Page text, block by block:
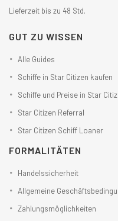
Lieferzeit bis zu 48 Std.
GUT ZU WISSEN
Alle Guides
Schiffe in Star Citizen kaufen
Schiffe und Preise in Star
Star Citizen Referral
Star Citizen Schiff Loaner
FORMALITÄTEN
Handelssicherheit
Allgemeine
Zahlungsmöglichkeiten